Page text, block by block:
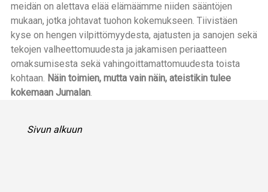
meidän on alettava elää elämäämme niiden sääntöjen
mukaan, jotka johtavat tuohon kokemukseen. Tiivistäen
kyse on hengen vilpittömyydesta, ajatusten ja sanojen sekä
tekojen valheettomuudesta ja jakamisen periaatteen
omaksumisesta sekä vahingoittamattomuudesta toista
kohtaan. Näin toimien, mutta vain näin, ateistikin tulee
kokemaan Jumalan.
Sivun alkuun